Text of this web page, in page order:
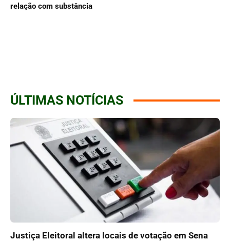
relação com substância
ÚLTIMAS NOTÍCIAS
Justiça Eleitoral altera locais de votação em Sena